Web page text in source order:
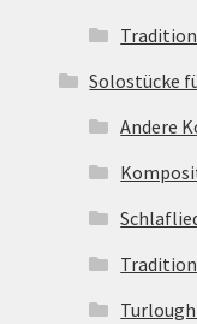
Solostücke
Andere